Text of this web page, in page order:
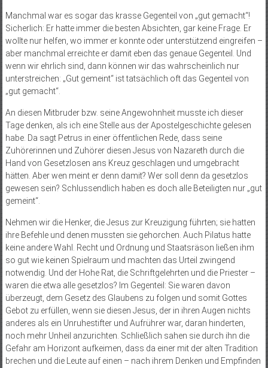
Manchmal war es sogar das krasse Gegenteil von „gut gemacht“!
Sicherlich: Er hatte immer die besten Absichten, gar keine Frage. Er
wollte nur helfen, wo immer er konnte oder unterstützend eingreifen –
aber manchmal erreichte er damit eben das genaue Gegenteil. Und
wenn wir ehrlich sind, dann können wir das wahrscheinlich nur
unterstreichen: „Gut gemeint“ ist tatsächlich oft das Gegenteil von
„gut gemacht“.
An diesen Mitbruder bzw. seine Angewohnheit musste ich dieser
Tage denken, als ich eine Stelle aus der Apostelgeschichte gelesen
habe. Da sagt Petrus in einer öffentlichen Rede, dass seine
Zuhörerinnen und Zuhörer diesen Jesus von Nazareth durch die
Hand von Gesetzlosen ans Kreuz geschlagen und umgebracht
hätten. Aber wen meint er denn damit? Wer soll denn da gesetzlos
gewesen sein? Schlussendlich haben es doch alle Beteiligten nur „gut
gemeint“.
Nehmen wir die Henker, die Jesus zur Kreuzigung führten; sie hatten
ihre Befehle und denen mussten sie gehorchen. Auch Pilatus hatte
keine andere Wahl. Recht und Ordnung und Staatsräson ließen ihm
so gut wie keinen Spielraum und machten das Urteil zwingend
notwendig. Und der Hohe Rat, die Schriftgelehrten und die Priester –
waren die etwa alle gesetzlos? Im Gegenteil: Sie waren davon
überzeugt, dem Gesetz des Glaubens zu folgen und somit Gottes
Gebot zu erfüllen, wenn sie diesen Jesus, der in ihren Augen nichts
anderes als ein Unruhestifter und Aufrührer war, daran hinderten,
noch mehr Unheil anzurichten. Schließlich sahen sie durch ihn die
Gefahr am Horizont aufkeimen, dass da einer mit der alten Tradition
brechen und die Leute auf einen – nach ihrem Denken und Empfinden